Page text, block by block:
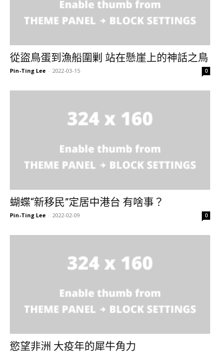
從盜鳥蛋到漁船圍剿 站在懸崖上的神話之鳥
Pin-Ting Lee - 2022-03-15 0
蝴蝶“新移民”定居中港台 有啥事？
Pin-Ting Lee - 2022-02-09 0
慾望非洲 大疫年的犀牛角力